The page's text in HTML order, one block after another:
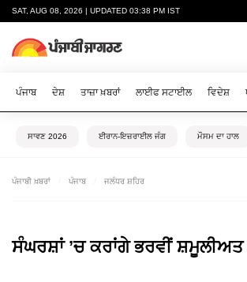
SAT, AUG 08, 2026 | UPDATED 03:38 PM IST
ਪੰਜਾਬ ਦੇਸ਼ ਤਾਜ਼ਾ ਖ਼ਬਰਾਂ ਲਾਈਫ ਸਟਾਈਲ ਵਿਦੇਸ਼
ਸਾਵਣ 2026 ਈਰਾਨ-ਇਜ਼ਰਾਈਲ ਜੰਗ ਮੌਸਮ ਦਾ ਹਾਲ
ਪੰਜਾਬੀ ਖ਼ਬਰਾਂ ਪੰਜਾਬ ਜਲੰਧਰ ਸ਼ਹਿਰ
ਸੰਘਰਸ਼ਾਂ ’ਚ ਕਰਾਂਗੇ ਭਰਵੀਂ